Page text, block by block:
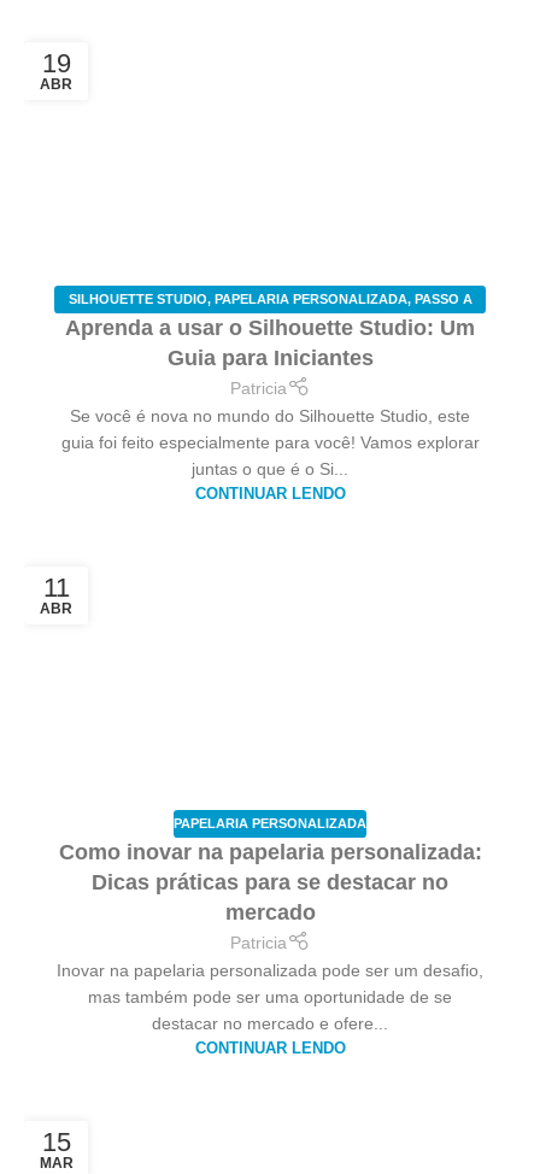
19
ABR
SILHOUETTE STUDIO, PAPELARIA PERSONALIZADA, PASSO A
PASSO
Aprenda a usar o Silhouette Studio: Um
Guia para Iniciantes
Patricia
Se você é nova no mundo do Silhouette Studio, este
guia foi feito especialmente para você! Vamos explorar
juntas o que é o Si...
CONTINUAR LENDO
11
ABR
PAPELARIA PERSONALIZADA
Como inovar na papelaria personalizada:
Dicas práticas para se destacar no
mercado
Patricia
Inovar na papelaria personalizada pode ser um desafio,
mas também pode ser uma oportunidade de se
destacar no mercado e ofere...
CONTINUAR LENDO
15
MAR